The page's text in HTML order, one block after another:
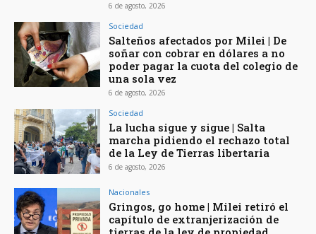
6 de agosto, 2026
Sociedad
Salteños afectados por Milei | De
soñar con cobrar en dólares a no
poder pagar la cuota del colegio de
una sola vez
6 de agosto, 2026
Sociedad
La lucha sigue y sigue | Salta
marcha pidiendo el rechazo total
de la Ley de Tierras libertaria
6 de agosto, 2026
Nacionales
Gringos, go home | Milei retiró el
capítulo de extranjerización de